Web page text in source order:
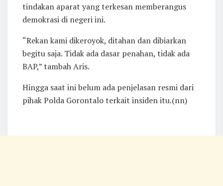
tindakan aparat yang terkesan memberangus
demokrasi di negeri ini.
“Rekan kami dikeroyok, ditahan dan dibiarkan
begitu saja. Tidak ada dasar penahan, tidak ada
BAP,” tambah Aris.
Hingga saat ini belum ada penjelasan resmi dari
pihak Polda Gorontalo terkait insiden itu.(nn)